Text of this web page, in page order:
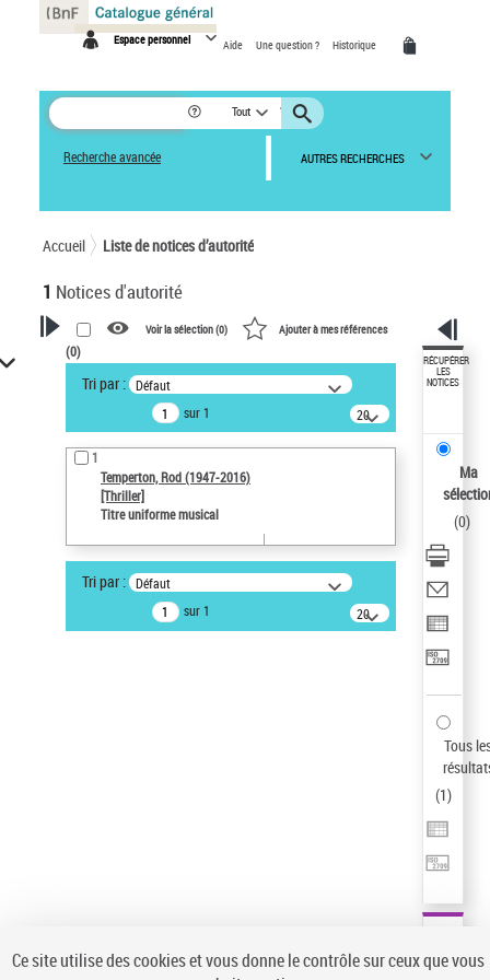
Espace personnel Aide Une question ? Historique
Tout
Recherche avancée AUTRES RECHERCHES
Accueil Liste de notices d’autorité
1 Notices d'autorité
VOTRE RECHERCHE
Recherche avancée dans les
notices d’autorité
Œuvres liées à l'auteur :
Temperton, Rod (1947-2016)
Auteur d’œuvre
Statut de la notice d’autorité
Notice élémentaire
Type de notice d'autorité
Voir la sélection (0) Ajouter à mes références
(0)
Tri par : Défaut
sur 1
20
résultats/page
1
Temperton, Rod (1947-2016)
[Thriller]
Titre uniforme musical
Tri par : Défaut
sur 1
20
résultats/page
RÉCUPÉRER
LES
NOTICES
Ma
(0)
Tous
(1)
Panneau de gestion des cookies
Ce site utilise des cookies et vous donne le contrôle sur ceux que vous